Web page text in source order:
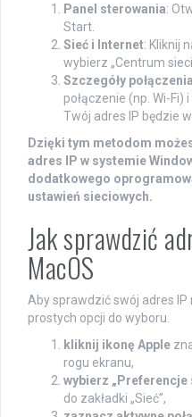
Panel sterowania:
Start.
Sieć i Internet: Kliknij
wybierz „Centrum
Szczegóły połączenia
połączenie (np. Wi-Fi)
Twój adres IP będzie
Dzięki tym metodom
adres IP w systemie
dodatkowego
ustawień sieciowych.
Jak sprawdzić
MacOS
Aby sprawdzić swój adres
prostych opcji do wyboru.
kliknij ikonę Apple
rogu ekranu,
wybierz „Preferencje
do zakładki „Sieć”,